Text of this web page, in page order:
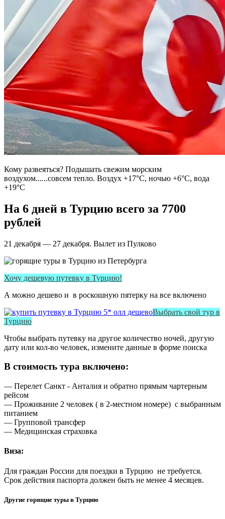
Кому развеяться? Подышать свежим морским
воздухом......совсем тепло. Воздух +17°С, ночью +6°С, вода
+19°С
На 6 дней в Турцию всего за 7700
рублей
21 декабря — 27 декабря. Вылет из Пулково
Хочу дешевую путевку в Турцию!
А можно дешево и в роскошную пятерку на все включено
Выбрать свой тур в
Турцию
Чтобы выбрать путевку на другое количество ночей, другую
дату или кол-во человек, измените данные в форме поиска
В стоимость тура включено:
— Перелет Санкт - Анталия и обратно прямым чартерным
рейсом
— Проживание 2 человек ( в 2-местном номере) с выбранным
питанием
— Групповой трансфер
— Медицинская страховка
Виза:
Для граждан России для поездки в Турцию не требуется.
Срок действия паспорта должен быть не менее 4 месяцев.
Другие горящие туры в Турцию